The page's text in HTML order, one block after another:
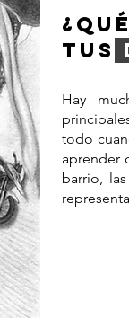
TUS
Hay
todo
aprender
barrio,